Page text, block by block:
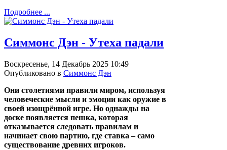
Подробнее ...
Симмонс Дэн - Утеха падали
Воскресенье, 14 Декабрь 2025 10:49
Опубликовано в Симмонс Дэн
Они столетиями правили миром, используя
человеческие мысли и эмоции как оружие в
своей изощрённой игре. Но однажды на
доске появляется пешка, которая
отказывается следовать правилам и
начинает свою партию, где ставка – само
существование древних игроков.